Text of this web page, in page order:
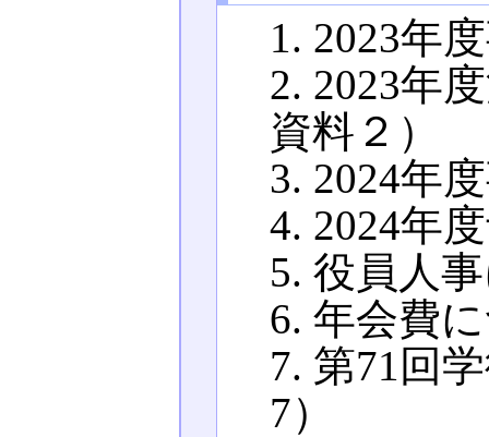
1. 2023年
2. 2023年
資料２）
3. 2024年
4. 2024年
5. 役員人
6. 年会費
7. 第71回
7）